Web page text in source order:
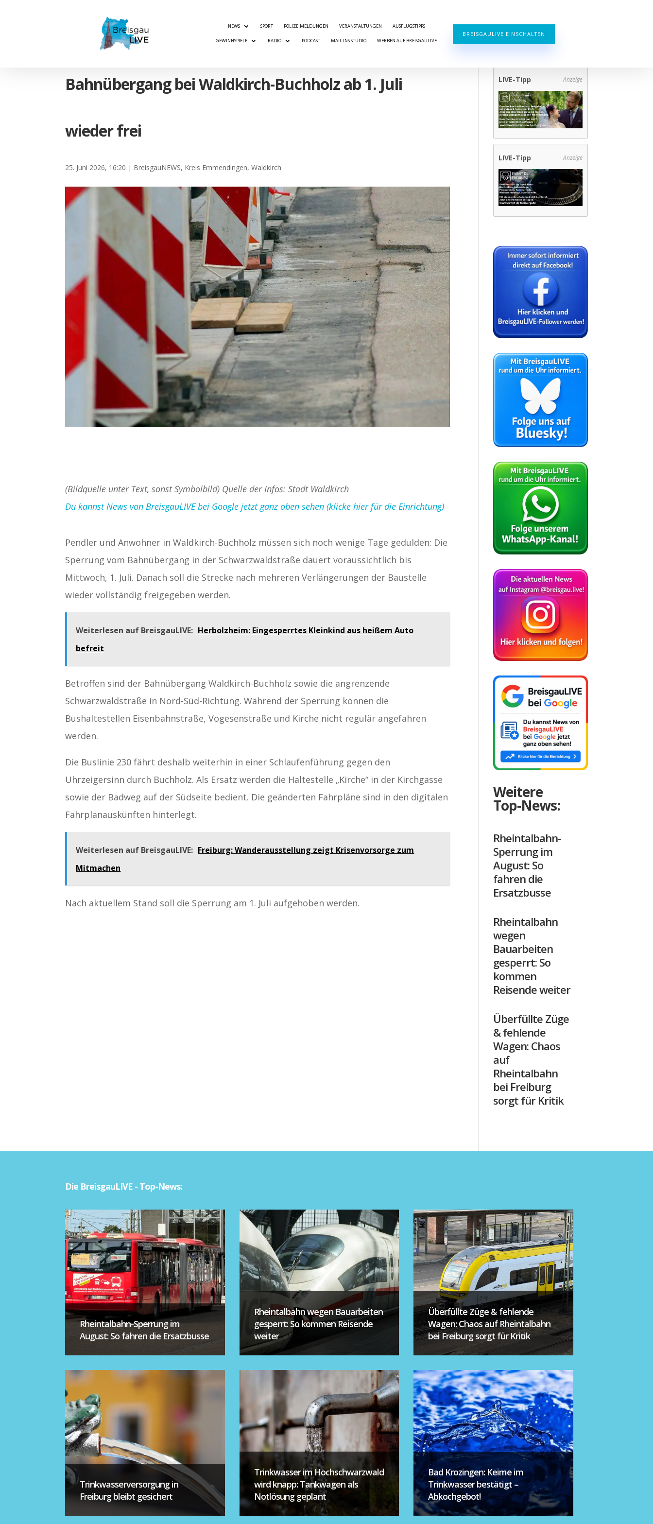
NEWS SPORT POLIZEIMELDUNGEN VERANSTALTUNGEN AUSFLUGSTIPPS
GEWINNSPIELE RADIO PODCAST MAIL INS STUDIO WERBEN AUF BREISGAULIVE
BREISGAULIVE EINSCHALTEN
Bahnübergang bei Waldkirch-Buchholz ab 1. Juli
wieder frei
25. Juni 2026, 16:20 | BreisgauNEWS, Kreis Emmendingen,Waldkirch
(Bildquelle unter Text, sonst Symbolbild) Quelle der Infos: Stadt Waldkirch
Du kannst News von BreisgauLIVE bei Google jetzt ganz oben sehen (klicke hier für die Einrichtung)
Pendler und Anwohner in Waldkirch-Buchholz müssen sich noch wenige Tage gedulden: Die
Sperrung vom Bahnübergang in der Schwarzwaldstraße dauert voraussichtlich bis
Mittwoch, 1. Juli. Danach soll die Strecke nach mehreren Verlängerungen der Baustelle
wieder vollständig freigegeben werden.
Weiterlesen auf BreisgauLIVE: Herbolzheim: Eingesperrtes Kleinkind aus heißem Auto
befreit
Betroffen sind der Bahnübergang Waldkirch-Buchholz sowie die angrenzende
Schwarzwaldstraße in Nord-Süd-Richtung. Während der Sperrung können die
Bushaltestellen Eisenbahnstraße, Vogesenstraße und Kirche nicht regulär angefahren
werden.
Die Buslinie 230 fährt deshalb weiterhin in einer Schlaufenführung gegen den
Uhrzeigersinn durch Buchholz. Als Ersatz werden die Haltestelle „Kirche“ in der Kirchgasse
sowie der Badweg auf der Südseite bedient. Die geänderten Fahrpläne sind in den digitalen
Fahrplanauskünften hinterlegt.
Weiterlesen auf BreisgauLIVE: Freiburg: Wanderausstellung zeigt Krisenvorsorge zum
Mitmachen
Nach aktuellem Stand soll die Sperrung am 1. Juli aufgehoben werden.
LIVE-Tipp Anzeige
LIVE-Tipp Anzeige
Weitere
Top-News:
Rheintalbahn-
Sperrung im
August: So
fahren die
Ersatzbusse
Rheintalbahn
wegen
Bauarbeiten
gesperrt: So
kommen
Reisende weiter
Überfüllte Züge
& fehlende
Wagen: Chaos
auf
Rheintalbahn
bei Freiburg
sorgt für Kritik
Die BreisgauLIVE - Top-News:
Rheintalbahn-Sperrung im
August: So fahren die Ersatzbusse
Rheintalbahn wegen Bauarbeiten
gesperrt: So kommen Reisende
weiter
Überfüllte Züge & fehlende
Wagen: Chaos auf Rheintalbahn
bei Freiburg sorgt für Kritik
Trinkwasserversorgung in
Freiburg bleibt gesichert
Trinkwasser im Hochschwarzwald
wird knapp: Tankwagen als
Notlösung geplant
Bad Krozingen: Keime im
Trinkwasser bestätigt –
Abkochgebot!